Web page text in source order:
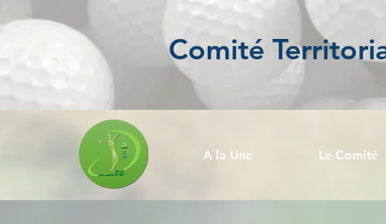
Comité
A la Une Le Comité